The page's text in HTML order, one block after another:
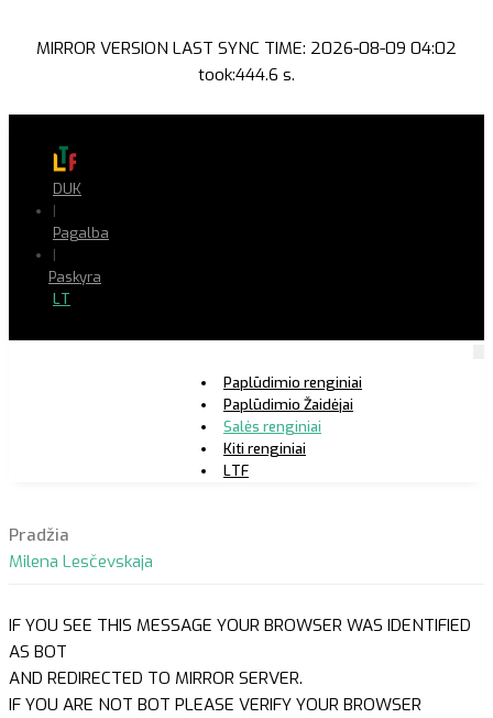
MIRROR VERSION LAST SYNC TIME: 2026-08-09 04:02
took:444.6 s.
DUK
|
Pagalba
|
Paskyra
LT
Paplūdimio renginiai
Paplūdimio Žaidėjai
Salės renginiai
Kiti renginiai
LTF
Pradžia
Milena Lesčevskaja
IF YOU SEE THIS MESSAGE YOUR BROWSER WAS IDENTIFIED
AS BOT
AND REDIRECTED TO MIRROR SERVER.
IF YOU ARE NOT BOT PLEASE VERIFY YOUR BROWSER